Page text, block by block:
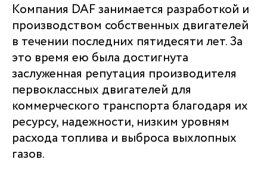
Компания DAF занимается разработкой и
производством собственных двигателей
в течении последних пятидесяти лет. За
это время ею была достигнута
заслуженная репутация производителя
первоклассных двигателей для
коммерческого транспорта благодаря их
ресурсу, надежности, низким уровням
расхода топлива и выброса выхлопных
газов.